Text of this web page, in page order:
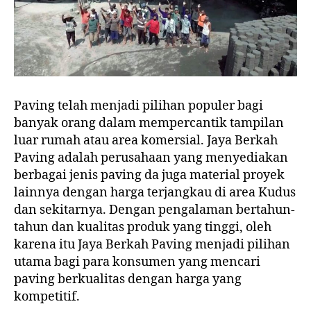
Paving telah menjadi pilihan populer bagi
banyak orang dalam mempercantik tampilan
luar rumah atau area komersial. Jaya Berkah
Paving adalah perusahaan yang menyediakan
berbagai jenis paving da juga material proyek
lainnya dengan harga terjangkau di area Kudus
dan sekitarnya. Dengan pengalaman bertahun-
tahun dan kualitas produk yang tinggi, oleh
karena itu Jaya Berkah Paving menjadi pilihan
utama bagi para konsumen yang mencari
paving berkualitas dengan harga yang
kompetitif.